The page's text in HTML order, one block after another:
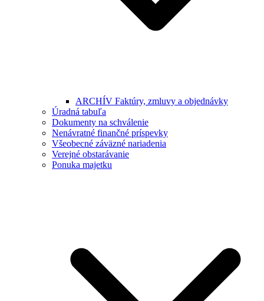
ARCHÍV Faktúry, zmluvy a objednávky
Úradná tabuľa
Dokumenty na schválenie
Nenávratné finančné príspevky
Všeobecné záväzné nariadenia
Verejné obstarávanie
Ponuka majetku